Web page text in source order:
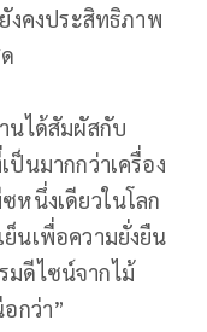
งคงประสิทธิภาพ
นได้สัมผัสกับ
นมากกว่าเครื่อง
หนึ่งเดียวในโลก
นเพื่อความยั่งยืน
มดีไซน์จากไม้
กว่า”